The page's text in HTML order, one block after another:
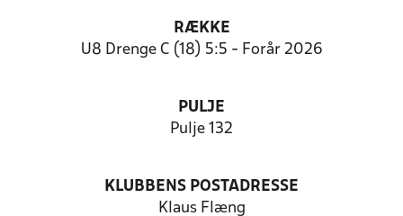
RÆKKE
U8 Drenge C (18) 5:5 - Forår 2026
PULJE
Pulje 132
KLUBBENS POSTADRESSE
Klaus Flæng